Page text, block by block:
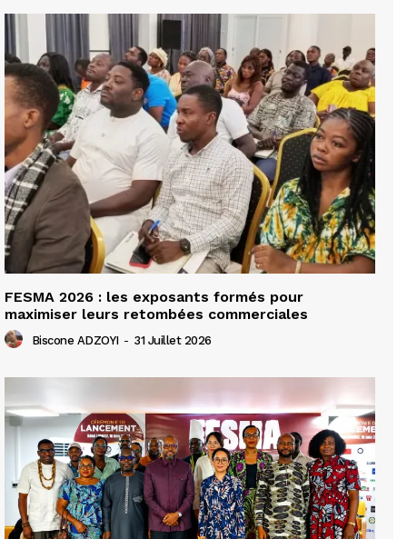
FESMA 2026 : les exposants formés pour
maximiser leurs retombées commerciales
Biscone ADZOYI - 31 Juillet 2026